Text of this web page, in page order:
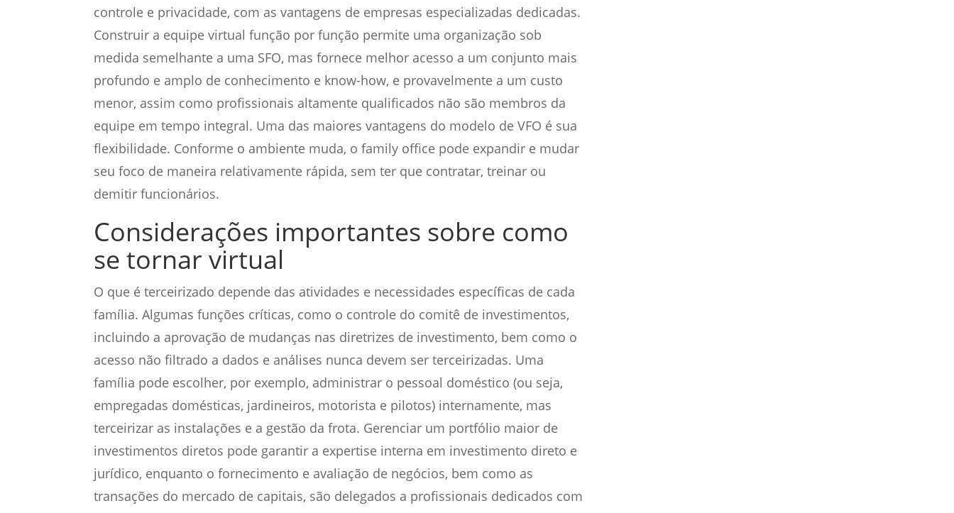
controle e privacidade, com as vantagens de empresas especializadas dedicadas.
Construir a equipe virtual função por função permite uma organização sob
medida semelhante a uma SFO, mas fornece melhor acesso a um conjunto mais
profundo e amplo de conhecimento e know-how, e provavelmente a um custo
menor, assim como profissionais altamente qualificados não são membros da
equipe em tempo integral. Uma das maiores vantagens do modelo de VFO é sua
flexibilidade. Conforme o ambiente muda, o family office pode expandir e mudar
seu foco de maneira relativamente rápida, sem ter que contratar, treinar ou
demitir funcionários.
Considerações importantes sobre como
se tornar virtual
O que é terceirizado depende das atividades e necessidades específicas de cada
família. Algumas funções críticas, como o controle do comitê de investimentos,
incluindo a aprovação de mudanças nas diretrizes de investimento, bem como o
acesso não filtrado a dados e análises nunca devem ser terceirizadas. Uma
família pode escolher, por exemplo, administrar o pessoal doméstico (ou seja,
empregadas domésticas, jardineiros, motorista e pilotos) internamente, mas
terceirizar as instalações e a gestão da frota. Gerenciar um portfólio maior de
investimentos diretos pode garantir a expertise interna em investimento direto e
jurídico, enquanto o fornecimento e avaliação de negócios, bem como as
transações do mercado de capitais, são delegados a profissionais dedicados com